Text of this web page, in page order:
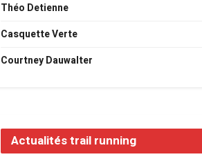
Théo Detienne
Casquette Verte
Courtney Dauwalter
Actualités trail running